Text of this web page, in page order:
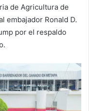
de Agricultura de
embajador Ronald D.
por el respaldo